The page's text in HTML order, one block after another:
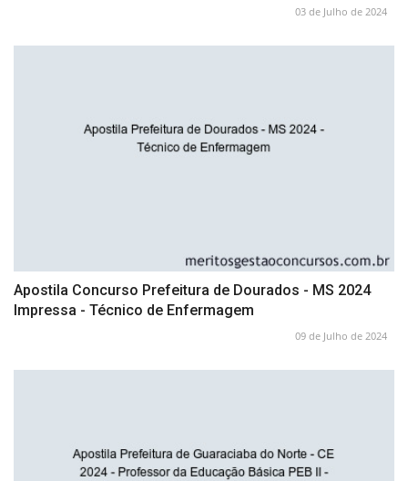
03 de Julho de 2024
Apostila Concurso Prefeitura de Dourados - MS 2024
Impressa - Técnico de Enfermagem
09 de Julho de 2024